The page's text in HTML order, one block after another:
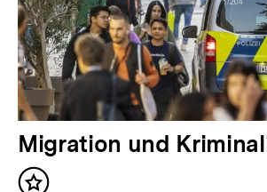
Migration und